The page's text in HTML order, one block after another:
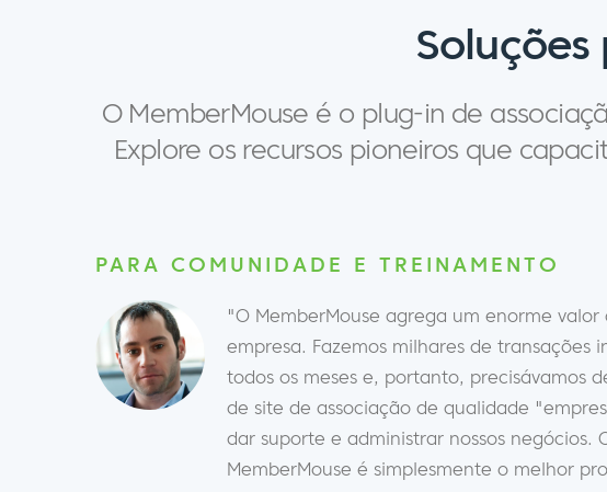
O MemberMouse é o plug-in de
Explore os recursos pioneiros que
PARA COMUNIDADE E TREINAMENTO
"O MemberMouse agrega um enorme valor
empresa. Fazemos milhares de transações
todos os meses e, portanto, precisávamos
de site de associação de qualidade
dar suporte e administrar nossos negócios.
MemberMouse é simplesmente o melhor